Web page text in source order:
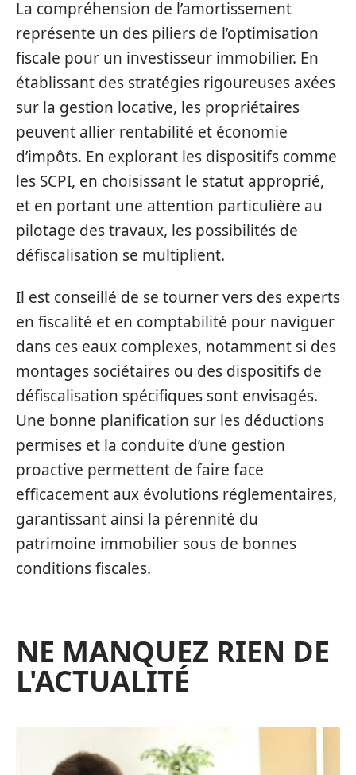
La compréhension de l’amortissement
représente un des piliers de l’optimisation
fiscale pour un investisseur immobilier. En
établissant des stratégies rigoureuses axées
sur la gestion locative, les propriétaires
peuvent allier rentabilité et économie
d’impôts. En explorant les dispositifs comme
les SCPI, en choisissant le statut approprié,
et en portant une attention particulière au
pilotage des travaux, les possibilités de
défiscalisation se multiplient.
Il est conseillé de se tourner vers des experts
en fiscalité et en comptabilité pour naviguer
dans ces eaux complexes, notamment si des
montages sociétaires ou des dispositifs de
défiscalisation spécifiques sont envisagés.
Une bonne planification sur les déductions
permises et la conduite d’une gestion
proactive permettent de faire face
efficacement aux évolutions réglementaires,
garantissant ainsi la pérennité du
patrimoine immobilier sous de bonnes
conditions fiscales.
NE MANQUEZ RIEN DE
L'ACTUALITÉ